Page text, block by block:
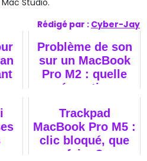
Rédigé par : Cyber-Jay
Problème de son
sur un MacBook
Pro M2 : quelle
réparation
Trackpad
MacBook Pro M5 :
clic bloqué, que
faire ?